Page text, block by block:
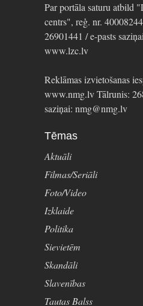
Par portāla saturu atbild
centrs", reģ. nr.
26901441 / e-pasts
www.lzc.lv
Reklāmas izvietošanas
www.nmg.lv Tālrunis:
saziņai: nmg@nmg.lv
Tēmas
Aktuāli
Filmas/Seriāli
Foto/Video
Izklaide
Politika
Sievietēm
Skandāli
Slavenības
Tautas Balss